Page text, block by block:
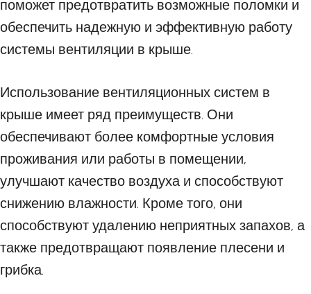
поможет предотвратить возможные поломки и
обеспечить надежную и эффективную работу
системы вентиляции в крыше.
Использование вентиляционных систем в
крыше имеет ряд преимуществ. Они
обеспечивают более комфортные условия
проживания или работы в помещении,
улучшают качество воздуха и способствуют
снижению влажности. Кроме того, они
способствуют удалению неприятных запахов, а
также предотвращают появление плесени и
грибка.